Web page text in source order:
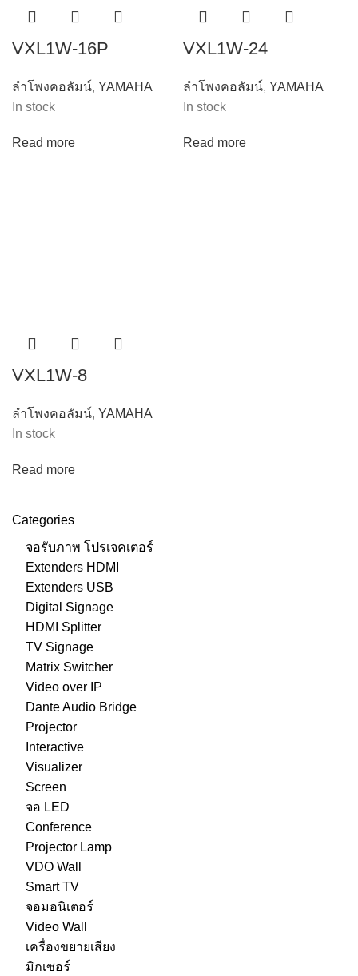
Categories
จอรับภาพ โปรเจคเตอร์
Extenders HDMI
Extenders USB
Digital Signage
HDMI Splitter
TV Signage
Matrix Switcher
Video over IP
Dante Audio Bridge
Projector
Interactive
Visualizer
Screen
จอ LED
Conference
Projector Lamp
VDO Wall
Smart TV
จอมอนิเตอร์
Video Wall
เครื่องขยายเสียง
มิกเซอร์
VXL1W-16P
ลำโพงคอลัมน์, YAMAHA
In stock
Read more
VXL1W-24
ลำโพงคอลัมน์, YAMAHA
In stock
Read more
VXL1W-8
ลำโพงคอลัมน์, YAMAHA
In stock
Read more